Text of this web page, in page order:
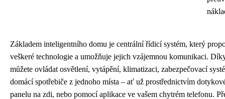
Základem inteligentního domu je centrální řídicí systém, který
veškeré technologie a umožňuje jejich vzájemnou komunikaci.
můžete ovládat osvětlení, vytápění, klimatizaci, zabezpečovací
domácí spotřebiče z jednoho místa – ať už prostřednictvím
panelu na zdi, nebo pomocí aplikace ve vašem chytrém telefonu.